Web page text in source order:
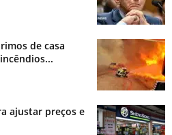
de casa
ajustar preços e